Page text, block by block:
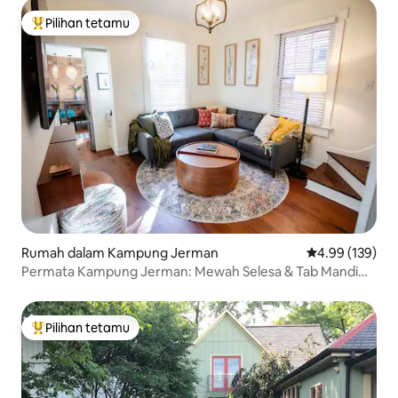
Pilihan utama tetamu
Pilihan tetamu
Rumah dalam Kampung Jerman Penarafan
4.99 (139)
Permata Kampung Jerman: Mewah Selesa & Tab Mandi
Pilihan utama tetamu
Pilihan tetamu